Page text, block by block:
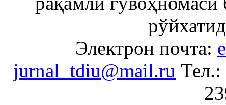
Электрон почта:
jurnal_tdiu@mail.ru